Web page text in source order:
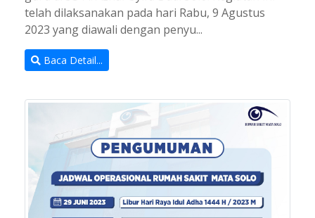
telah dilaksanakan pada hari Rabu, 9 Agustus
2023 yang diawali dengan penyu...
Baca Detail...